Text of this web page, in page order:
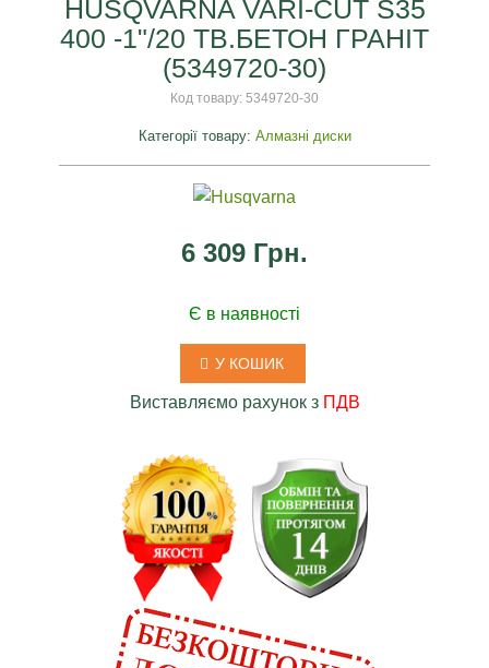
HUSQVARNA VARI-CUT S35
400 -1"/20 ТВ.БЕТОН ГРАНІТ
(5349720-30)
Код товару: 5349720-30
Категорії товару: Алмазні диски
6 309 Грн.
Є в наявності
У КОШИК
Виставляємо рахунок з ПДВ